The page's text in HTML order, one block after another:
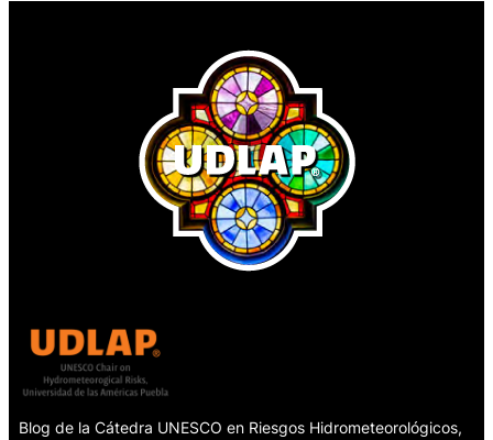
Blog de la Cátedra UNESCO en Riesgos Hidrometeorológicos,